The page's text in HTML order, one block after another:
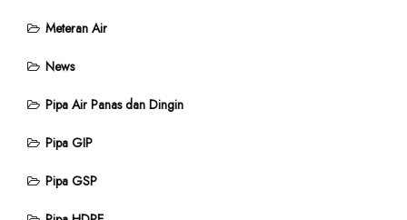
Meteran Air
News
Pipa Air Panas dan Dingin
Pipa GIP
Pipa GSP